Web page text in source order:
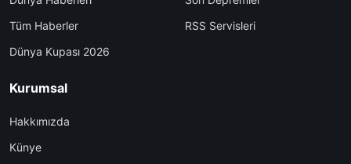
Tüm Haberler
Dünya Kupası 2026
RSS Servisleri
Kurumsal
Hakkımızda
Künye